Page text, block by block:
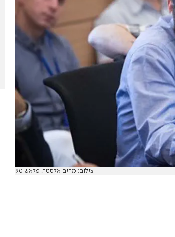
צילום: מרים אלסטר. פלאש 90